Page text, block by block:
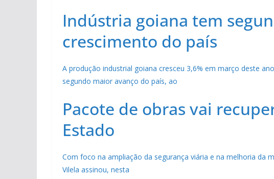
Indústria goiana tem
crescimento do país
A produção industrial goiana cresceu 3,6% em março deste
segundo maior avanço do país, ao
Pacote de obras vai
Estado
Com foco na ampliação da segurança viária e na melhoria da
Vilela assinou, nesta